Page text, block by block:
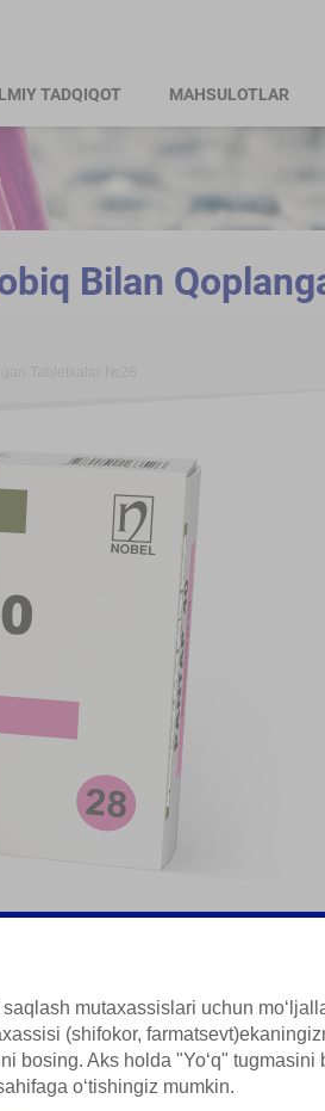
TADQIQOT MAHSULOTLAR
Bilan
mutaxassislari uchun
(shifokor,
bosing. Aks holda "Yoʻq" tugmasini
oʻtishingiz mumkin.